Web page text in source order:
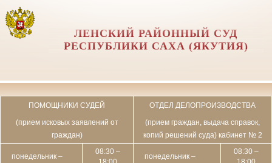
ЛЕНСКИЙ РАЙОННЫЙ СУД
РЕСПУБЛИКИ САХА (ЯКУТИЯ)
ПОМОЩНИКИ СУДЕЙ
(прием исковых заявлений от
граждан)
ОТДЕЛ ДЕЛОПРОИЗВОДСТВА
(прием граждан, выдача справок,
копий решений суда) кабинет № 2
понедельник –
08:30 –
понедельник –
08:30 –